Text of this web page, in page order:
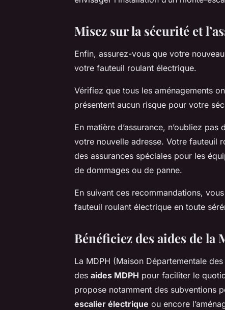
Misez sur la sécurité et
Enfin, assurez-vous que votre
votre fauteuil roulant électrique.
Vérifiez que tous les aménagements
présentent aucun risque pour votre
En matière d’assurance, n’oubliez
votre nouvelle adresse. Votre fauteuil
des assurances spéciales pour les
de dommages ou de panne.
En suivant ces recommandations,
fauteuil roulant électrique en toute
Bénéficiez des aides de la
La MDPH (Maison Départementale
des aides MDPH pour faciliter le
propose notamment des subventions
escalier électrique ou encore